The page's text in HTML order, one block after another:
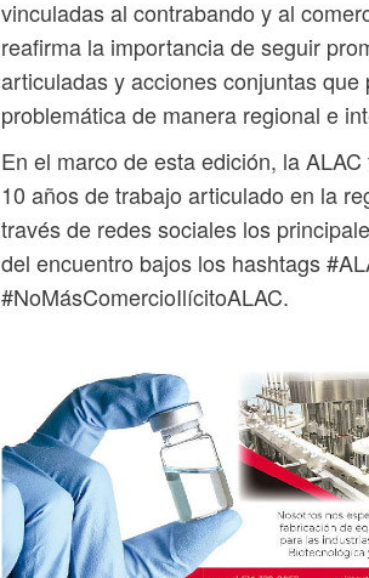
vinculadas al contrabando y al
reafirma la importancia de seguir
articuladas y acciones conjuntas
problemática de manera regional e
En el marco de esta edición, la
10 años de trabajo articulado en la
través de redes sociales los
del encuentro bajos los hashtags
#NoMásComercioIlícitoALAC.